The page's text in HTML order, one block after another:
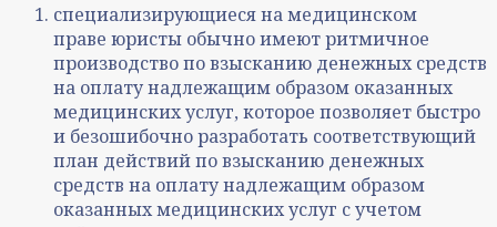
специализирующиеся на медицинском
праве юристы обычно имеют ритмичное
производство по взысканию денежных средств
на оплату надлежащим образом оказанных
медицинских услуг, которое позволяет быстро
и безошибочно разработать соответствующий
план действий по взысканию денежных
средств на оплату надлежащим образом
оказанных медицинских услуг с учетом